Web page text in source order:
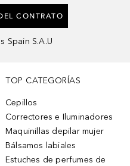
CONTRATO
Spain S.A.U
TOP CATEGORÍAS
Cepillos
Correctores e Iluminadores
Maquinillas depilar mujer
Bálsamos labiales
Estuches de perfumes de